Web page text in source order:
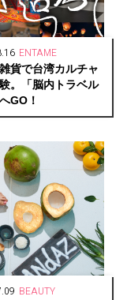
ENTAME
貨で台湾カルチャ
。「脳内トラベル
GO！
BEAUTY